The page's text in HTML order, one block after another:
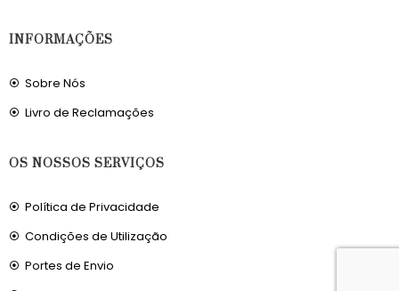
INFORMAÇÕES
Sobre Nós
Livro de Reclamações
OS NOSSOS SERVIÇOS
Política de Privacidade
Condições de Utilização
Portes de Envio